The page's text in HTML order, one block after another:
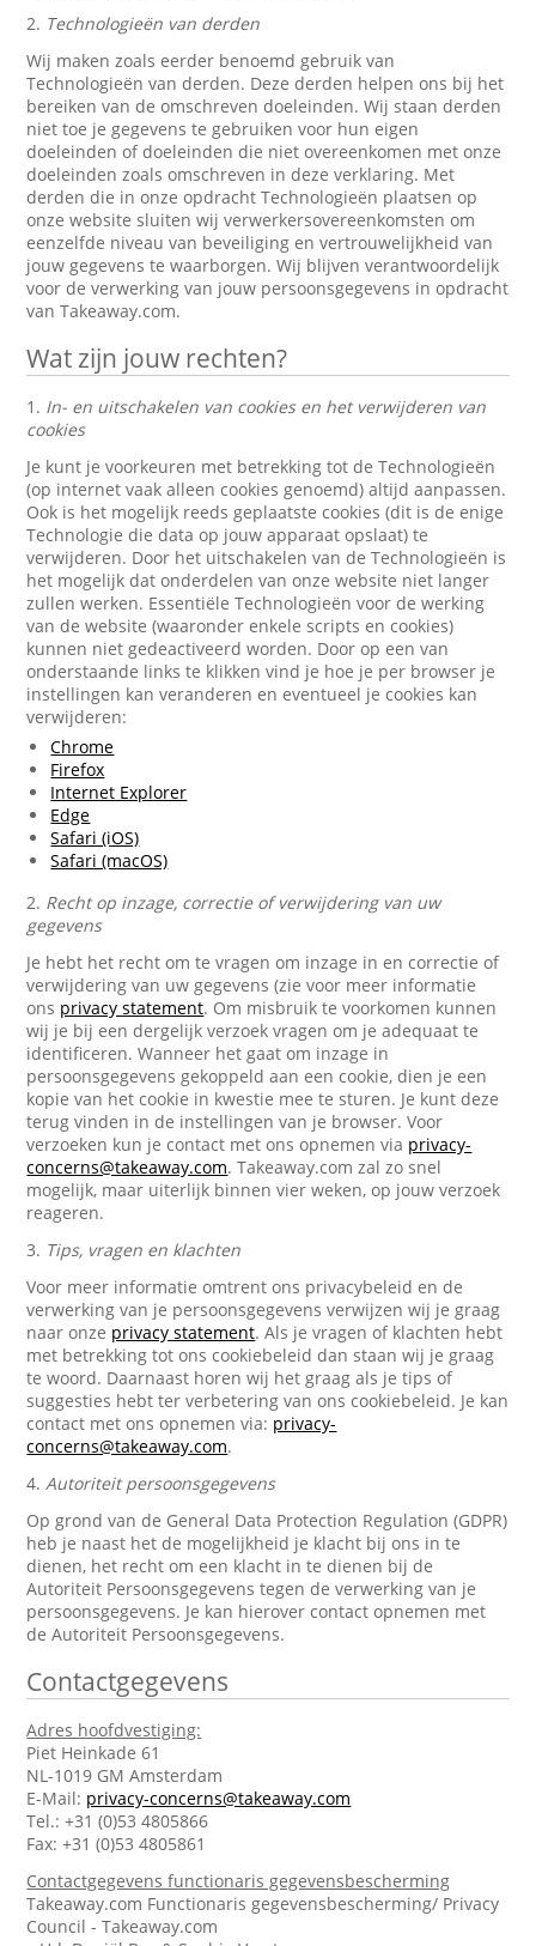
2. Technologieën van derden
Wij maken zoals eerder benoemd gebruik van
Technologieën van derden. Deze derden helpen ons bij het
bereiken van de omschreven doeleinden. Wij staan derden
niet toe je gegevens te gebruiken voor hun eigen
doeleinden of doeleinden die niet overeenkomen met onze
doeleinden zoals omschreven in deze verklaring. Met
derden die in onze opdracht Technologieën plaatsen op
onze website sluiten wij verwerkersovereenkomsten om
eenzelfde niveau van beveiliging en vertrouwelijkheid van
jouw gegevens te waarborgen. Wij blijven verantwoordelijk
voor de verwerking van jouw persoonsgegevens in opdracht
van Takeaway.com.
Wat zijn jouw rechten?
1. In- en uitschakelen van cookies en het verwijderen van
cookies
Je kunt je voorkeuren met betrekking tot de Technologieën
(op internet vaak alleen cookies genoemd) altijd aanpassen.
Ook is het mogelijk reeds geplaatste cookies (dit is de enige
Technologie die data op jouw apparaat opslaat) te
verwijderen. Door het uitschakelen van de Technologieën is
het mogelijk dat onderdelen van onze website niet langer
zullen werken. Essentiële Technologieën voor de werking
van de website (waaronder enkele scripts en cookies)
kunnen niet gedeactiveerd worden. Door op een van
onderstaande links te klikken vind je hoe je per browser je
instellingen kan veranderen en eventueel je cookies kan
verwijderen:
Chrome
Firefox
Internet Explorer
Edge
Safari (iOS)
Safari (macOS)
2. Recht op inzage, correctie of verwijdering van uw
gegevens
Je hebt het recht om te vragen om inzage in en correctie of
verwijdering van uw gegevens (zie voor meer informatie
ons privacy statement. Om misbruik te voorkomen kunnen
wij je bij een dergelijk verzoek vragen om je adequaat te
identificeren. Wanneer het gaat om inzage in
persoonsgegevens gekoppeld aan een cookie, dien je een
kopie van het cookie in kwestie mee te sturen. Je kunt deze
terug vinden in de instellingen van je browser. Voor
verzoeken kun je contact met ons opnemen via privacy-
concerns@takeaway.com. Takeaway.com zal zo snel
mogelijk, maar uiterlijk binnen vier weken, op jouw verzoek
reageren.
3. Tips, vragen en klachten
Voor meer informatie omtrent ons privacybeleid en de
verwerking van je persoonsgegevens verwijzen wij je graag
naar onze privacy statement. Als je vragen of klachten hebt
met betrekking tot ons cookiebeleid dan staan wij je graag
te woord. Daarnaast horen wij het graag als je tips of
suggesties hebt ter verbetering van ons cookiebeleid. Je kan
contact met ons opnemen via: privacy-
concerns@takeaway.com.
4.Autoriteit persoonsgegevens
Op grond van de General Data Protection Regulation (GDPR)
heb je naast het de mogelijkheid je klacht bij ons in te
dienen, het recht om een klacht in te dienen bij de
Autoriteit Persoonsgegevens tegen de verwerking van je
persoonsgegevens. Je kan hierover contact opnemen met
de Autoriteit Persoonsgegevens.
Contactgegevens
Adres hoofdvestiging:
Piet Heinkade 61
NL-1019 GM Amsterdam
E-Mail: privacy-concerns@takeaway.com
Tel.: +31 (0)53 4805866
Fax: +31 (0)53 4805861
Contactgegevens functionaris gegevensbescherming
Takeaway.com Functionaris gegevensbescherming/ Privacy
Council - Takeaway.com